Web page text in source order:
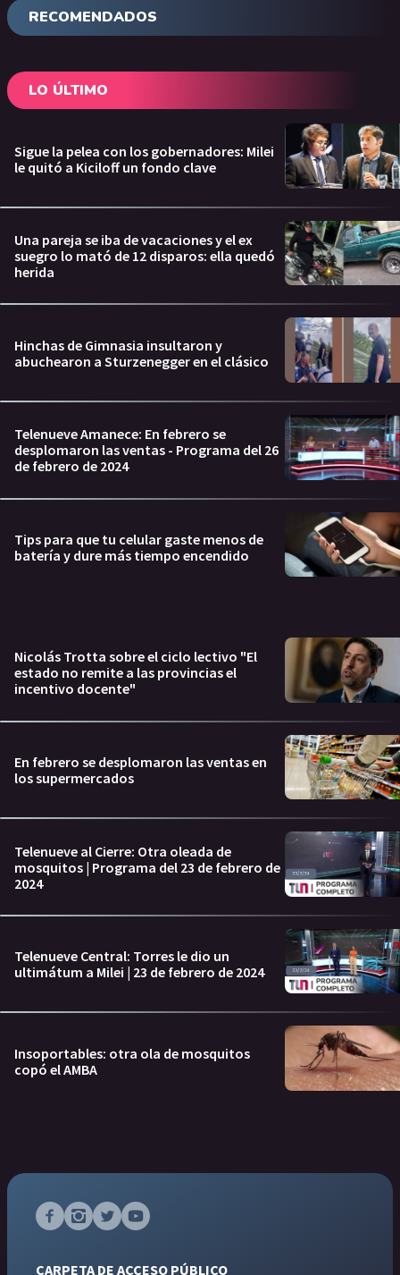
RECOMENDADOS
LO ÚLTIMO
Sigue la pelea con los gobernadores: Milei
le quitó a Kiciloff un fondo clave
Una pareja se iba de vacaciones y el ex
suegro lo mató de 12 disparos: ella quedó
herida
Hinchas de Gimnasia insultaron y
abuchearon a Sturzenegger en el clásico
Telenueve Amanece: En febrero se
desplomaron las ventas - Programa del 26
de febrero de 2024
Tips para que tu celular gaste menos de
batería y dure más tiempo encendido
Nicolás Trotta sobre el ciclo lectivo "El
estado no remite a las provincias el
incentivo docente"
En febrero se desplomaron las ventas en
los supermercados
Telenueve al Cierre: Otra oleada de
mosquitos | Programa del 23 de febrero de
2024
Telenueve Central: Torres le dio un
ultimátum a Milei | 23 de febrero de 2024
Insoportables: otra ola de mosquitos
copó el AMBA
CARPETA DE ACCESO PÚBLICO